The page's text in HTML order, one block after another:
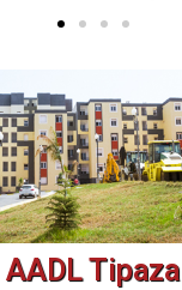
AADL Tipaza